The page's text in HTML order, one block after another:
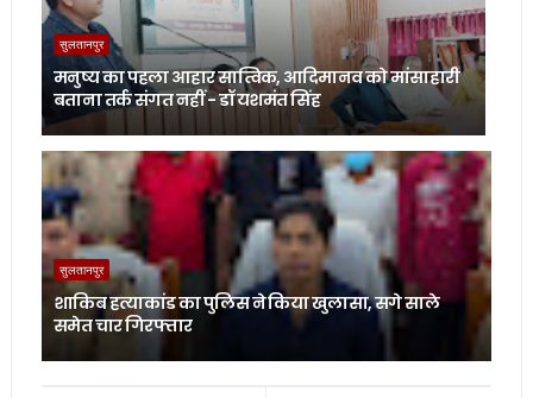
सुलतानपुर
मनुष्य का पहला आहार सात्विक, आदिमानव को मांसाहारी
बताना तर्क संगत नहीं - डॉ यशमंत सिंह
सुलतानपुर
शाकिब हत्याकांड का पुलिस ने किया खुलासा, सगे साले
समेत चार गिरफ्तार